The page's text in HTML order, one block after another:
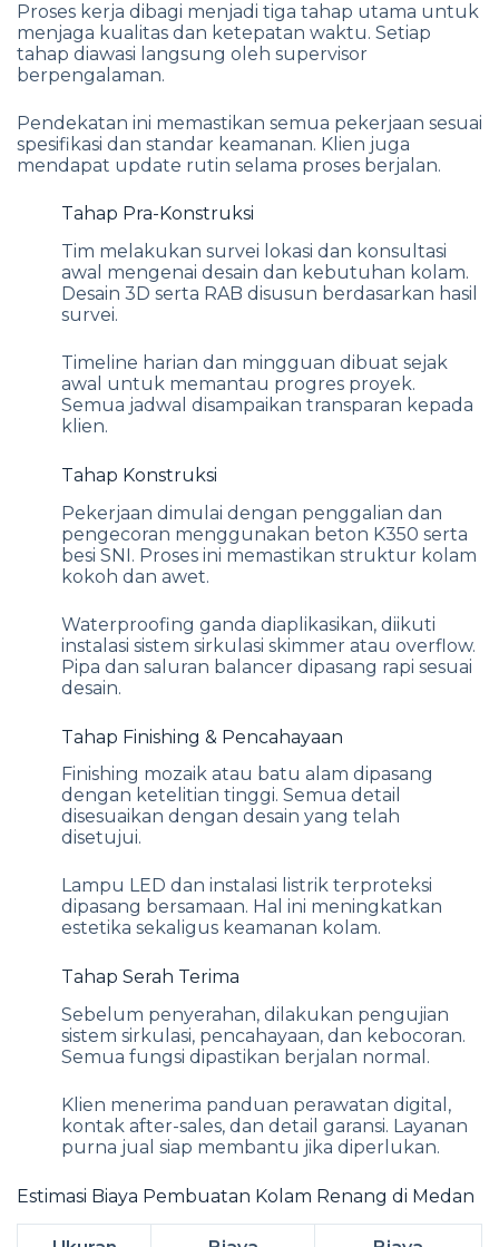
Proses kerja dibagi menjadi tiga tahap utama untuk
menjaga kualitas dan ketepatan waktu. Setiap
tahap diawasi langsung oleh supervisor
berpengalaman.
Pendekatan ini memastikan semua pekerjaan sesuai
spesifikasi dan standar keamanan. Klien juga
mendapat update rutin selama proses berjalan.
Tahap Pra-Konstruksi
Tim melakukan survei lokasi dan konsultasi
awal mengenai desain dan kebutuhan kolam.
Desain 3D serta RAB disusun berdasarkan hasil
survei.
Timeline harian dan mingguan dibuat sejak
awal untuk memantau progres proyek.
Semua jadwal disampaikan transparan kepada
klien.
Tahap Konstruksi
Pekerjaan dimulai dengan penggalian dan
pengecoran menggunakan beton K350 serta
besi SNI. Proses ini memastikan struktur kolam
kokoh dan awet.
Waterproofing ganda diaplikasikan, diikuti
instalasi sistem sirkulasi skimmer atau overflow.
Pipa dan saluran balancer dipasang rapi sesuai
desain.
Tahap Finishing & Pencahayaan
Finishing mozaik atau batu alam dipasang
dengan ketelitian tinggi. Semua detail
disesuaikan dengan desain yang telah
disetujui.
Lampu LED dan instalasi listrik terproteksi
dipasang bersamaan. Hal ini meningkatkan
estetika sekaligus keamanan kolam.
Tahap Serah Terima
Sebelum penyerahan, dilakukan pengujian
sistem sirkulasi, pencahayaan, dan kebocoran.
Semua fungsi dipastikan berjalan normal.
Klien menerima panduan perawatan digital,
kontak after-sales, dan detail garansi. Layanan
purna jual siap membantu jika diperlukan.
Estimasi Biaya Pembuatan Kolam Renang di Medan